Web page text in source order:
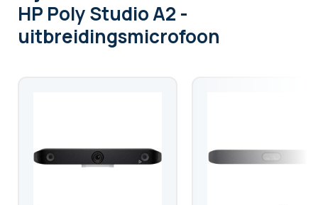
HP Poly Studio A2 -
uitbreidingsmicrofoon